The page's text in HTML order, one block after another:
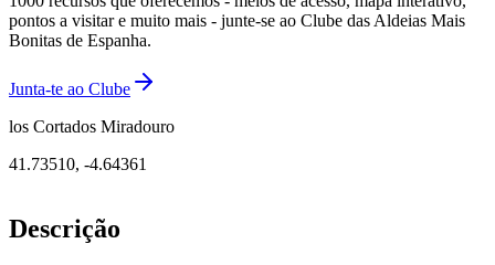
pontos a visitar e muito mais - junte-se ao Clube das Aldeias Mais
Bonitas de Espanha.
Junta-te ao Clube
los Cortados Miradouro
41.73510, -4.64361
Descrição